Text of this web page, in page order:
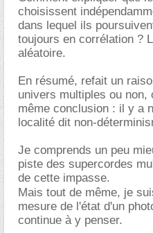
choisissent
dans lequel ils
toujours en corrélation ?
aléatoire.
En résumé, refait un
univers multiples ou non,
même conclusion : il y a
localité dit non-
Je comprends un peu
piste des supercordes
de cette impasse.
Mais tout de même, je
mesure de l'état d'un
continue à y penser.